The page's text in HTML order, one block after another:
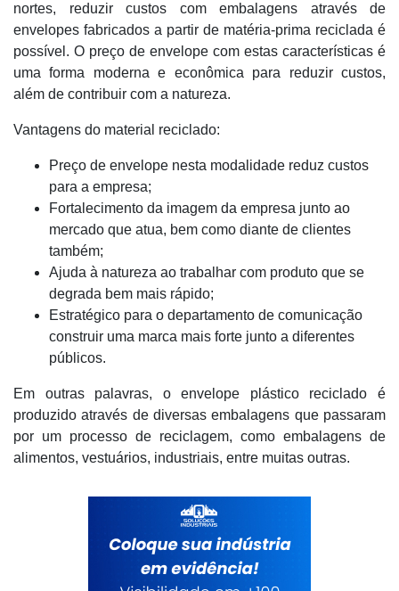
nortes, reduzir custos com embalagens através de
envelopes fabricados a partir de matéria-prima reciclada é
possível. O preço de envelope com estas características é
uma forma moderna e econômica para reduzir custos,
além de contribuir com a natureza.
Vantagens do material reciclado:
Preço de envelope nesta modalidade reduz custos
para a empresa;
Fortalecimento da imagem da empresa junto ao
mercado que atua, bem como diante de clientes
também;
Ajuda à natureza ao trabalhar com produto que se
degrada bem mais rápido;
Estratégico para o departamento de comunicação
construir uma marca mais forte junto a diferentes
públicos.
Em outras palavras, o envelope plástico reciclado é
produzido através de diversas embalagens que passaram
por um processo de reciclagem, como embalagens de
alimentos, vestuários, industriais, entre muitas outras.